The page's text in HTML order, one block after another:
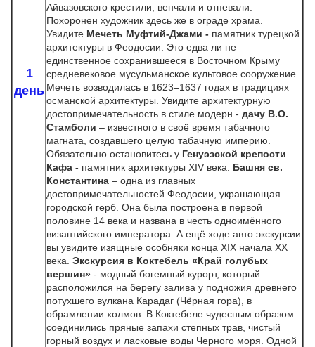
1
день
Айвазовского крестили, венчали и отпевали.
Похоронен художник здесь же в ограде храма.
Увидите Мечеть Муфтий-Джами - памятник турецкой
архитектуры в Феодосии. Это едва ли не
единственное сохранившееся в Восточном Крыму
средневековое мусульманское культовое сооружение.
Мечеть возводилась в 1623–1637 годах в традициях
османской архитектуры. Увидите архитектурную
достопримечательность в стиле модерн - дачу В.О.
Стамболи – известного в своё время табачного
магната, создавшего целую табачную империю.
Обязательно остановитесь у Генуэзской крепости
Кафа - памятник архитектуры XIV века. Башня св.
Константина – одна из главных
достопримечательностей Феодосии, украшающая
городской герб. Она была построена в первой
половине 14 века и названа в честь одноимённого
византийского императора. А ещё ходе авто экскурсии
вы увидите изящные особняки конца XIX начала XX
века. Экскурсия в Коктебель «Край голубых
вершин» - модный богемный курорт, который
расположился на берегу залива у подножия древнего
потухшего вулкана Карадаг (Чёрная гора), в
обрамлении холмов. В Коктебеле чудесным образом
соединились пряные запахи степных трав, чистый
горный воздух и ласковые воды Черного моря. Одной